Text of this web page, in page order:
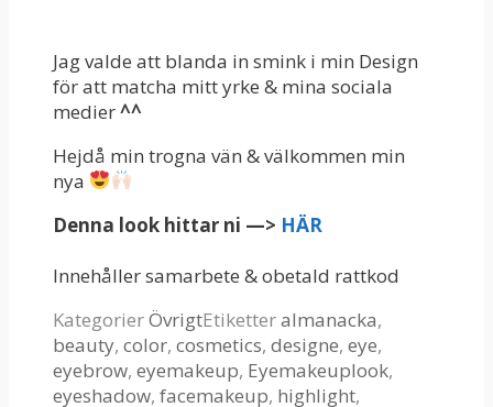
Jag valde att blanda in smink i min Design
för att matcha mitt yrke & mina sociala
medier^^
Hejdå min trogna vän & välkommen min
nya
Denna look hittar ni —> HÄR
Innehåller samarbete & obetald rattkod
KategorierÖvrigtEtiketteralmanacka,
beauty, color, cosmetics, designe, eye,
eyebrow, eyemakeup, Eyemakeuplook,
eyeshadow, facemakeup, highlight,